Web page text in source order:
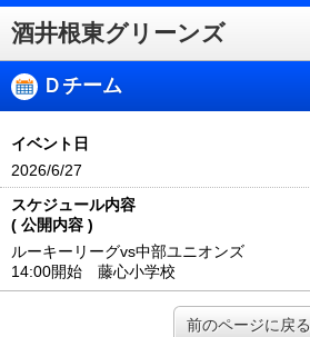
酒井根東グリーンズ
Ｄチーム
イベント日
2026/6/27
スケジュール内容
( 公開内容 )
ルーキーリーグvs中部ユニオンズ
14:00開始 藤心小学校
前のページに戻る